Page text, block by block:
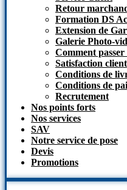
Retour
Formation DS
Extension de
Galerie Photo-
Comment
Satisfaction client
Conditions de
Conditions de
Recrutement
Nos points forts
Nos services
SAV
Notre service de pose
Devis
Promotions